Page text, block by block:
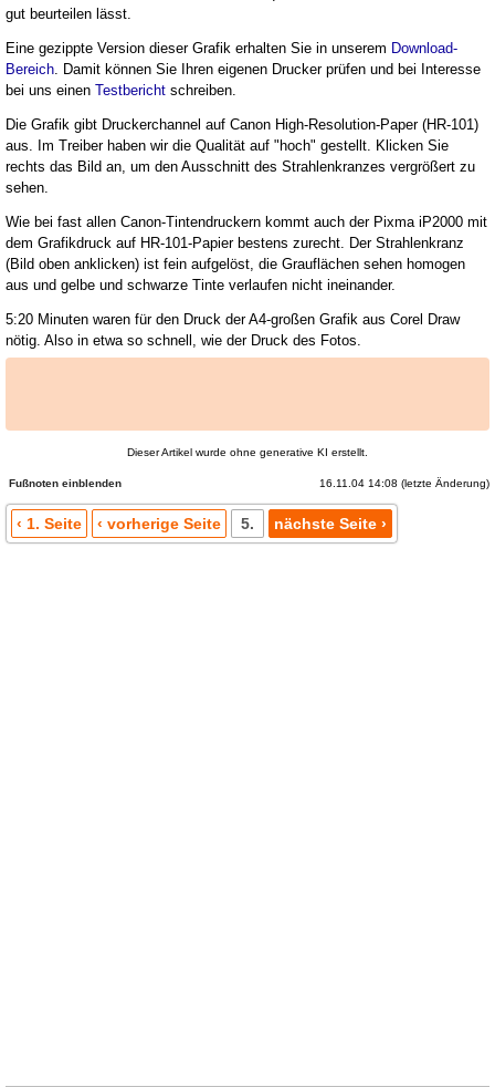
gut beurteilen lässt.
Eine gezippte Version dieser Grafik erhalten Sie in unserem Download-
Bereich . Damit können Sie Ihren eigenen Drucker prüfen und bei Interesse
bei uns einen Testbericht schreiben.
Die Grafik gibt Druckerchannel auf Canon High-Resolution-Paper (HR-101)
aus. Im Treiber haben wir die Qualität auf "hoch" gestellt. Klicken Sie
rechts das Bild an, um den Ausschnitt des Strahlenkranzes vergrößert zu
sehen.
Wie bei fast allen Canon-Tintendruckern kommt auch der Pixma iP2000 mit
dem Grafikdruck auf HR-101-Papier bestens zurecht. Der Strahlenkranz
(Bild oben anklicken) ist fein aufgelöst, die Grauflächen sehen homogen
aus und gelbe und schwarze Tinte verlaufen nicht ineinander.
5:20 Minuten waren für den Druck der A4-großen Grafik aus Corel Draw
nötig. Also in etwa so schnell, wie der Druck des Fotos.
Dieser Artikel wurde ohne generative KI erstellt.
16.11.04 14:08 (letzte Änderung)
Fußnoten
‹ 1. Seite ‹ vorherige Seite 5. nächste Seite ›